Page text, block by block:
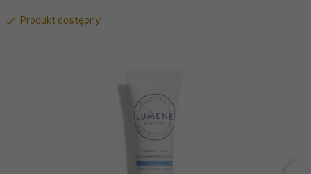
Produkt dostępny!